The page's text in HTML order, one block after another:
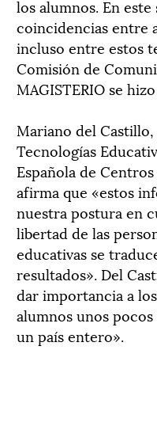
los alumnos. En
coincidencias entre
incluso entre estos
Comisión de
MAGISTERIO se
Mariano del
Tecnologías
Española de
afirma que «estos
nuestra postura en
libertad de las
educativas se
resultados». Del
dar importancia a
alumnos unos
un país entero».